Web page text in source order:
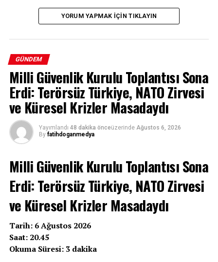
YORUM YAPMAK IÇIN TIKLAYIN
GÜNDEM
Milli Güvenlik Kurulu Toplantısı Sona
Erdi: Terörsüz Türkiye, NATO Zirvesi
ve Küresel Krizler Masadaydı
Yayımlandı 48 dakika önceüzerinde Ağustos 6, 2026
By fatihdoganmedya
Milli Güvenlik Kurulu Toplantısı Sona
Erdi: Terörsüz Türkiye, NATO Zirvesi
ve Küresel Krizler Masadaydı
Tarih: 6 Ağustos 2026
Saat: 20.45
Okuma Süresi: 3 dakika